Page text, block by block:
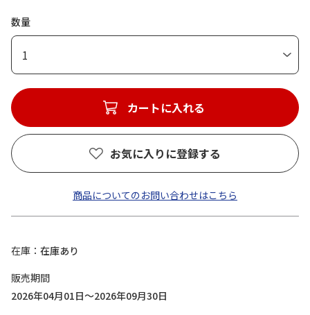
数量
1
カートに入れる
お気に入りに登録する
商品についてのお問い合わせはこちら
在庫
在庫あり
販売期間
2026年04月01日～2026年09月30日